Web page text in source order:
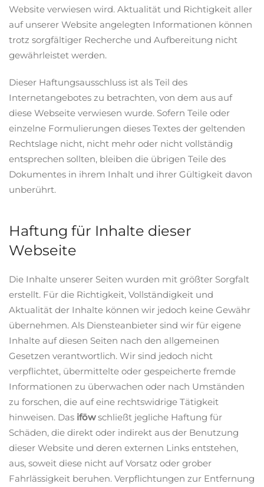
Website verwiesen wird. Aktualität und Richtigkeit aller
auf unserer Website angelegten Informationen können
trotz sorgfältiger Recherche und Aufbereitung nicht
gewährleistet werden.
Dieser Haftungsausschluss ist als Teil des
Internetangebotes zu betrachten, von dem aus auf
diese Webseite verwiesen wurde. Sofern Teile oder
einzelne Formulierungen dieses Textes der geltenden
Rechtslage nicht, nicht mehr oder nicht vollständig
entsprechen sollten, bleiben die übrigen Teile des
Dokumentes in ihrem Inhalt und ihrer Gültigkeit davon
unberührt.
Haftung für Inhalte dieser
Webseite
Die Inhalte unserer Seiten wurden mit größter Sorgfalt
erstellt. Für die Richtigkeit, Vollständigkeit und
Aktualität der Inhalte können wir jedoch keine Gewähr
übernehmen. Als Diensteanbieter sind wir für eigene
Inhalte auf diesen Seiten nach den allgemeinen
Gesetzen verantwortlich. Wir sind jedoch nicht
verpflichtet, übermittelte oder gespeicherte fremde
Informationen zu überwachen oder nach Umständen
zu forschen, die auf eine rechtswidrige Tätigkeit
hinweisen. Das iföwschließt jegliche Haftung für
Schäden, die direkt oder indirekt aus der Benutzung
dieser Website und deren externen Links entstehen,
aus, soweit diese nicht auf Vorsatz oder grober
Fahrlässigkeit beruhen. Verpflichtungen zur Entfernung